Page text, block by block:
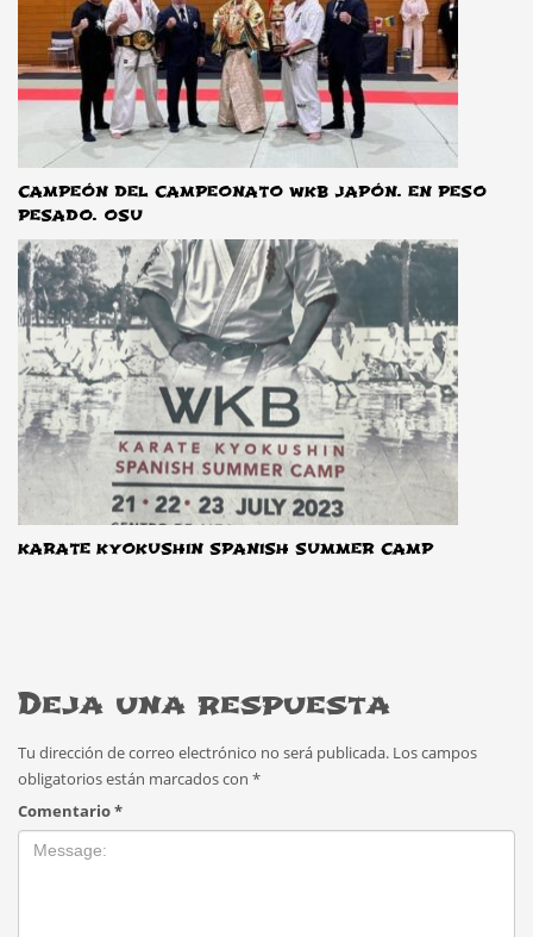
CAMPEÓN DEL CAMPEONATO WKB JAPÓN. EN PESO
PESADO. OSU
KARATE KYOKUSHIN SPANISH SUMMER CAMP
Deja una respuesta
Tu dirección de correo electrónico no será publicada. Los campos
obligatorios están marcados con *
Comentario*